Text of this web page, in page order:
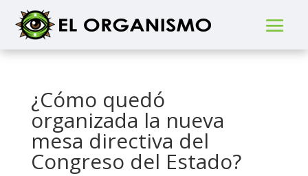
¿Cómo quedó
organizada la nueva
mesa directiva del
Congreso del Estado?